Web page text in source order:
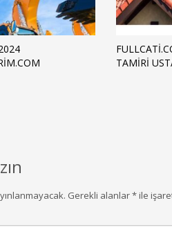
TAMIRI
Gerekli alanlar*ile